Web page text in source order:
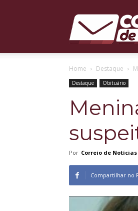
Home Destaque
Destaque Obituário
Por Correio de Notícias
Compartilhar no